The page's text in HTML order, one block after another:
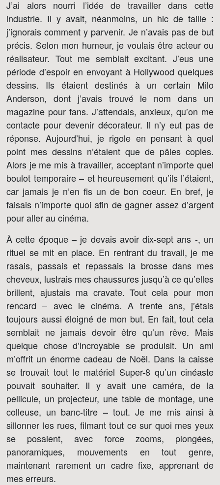
J’ai alors nourri l’idée de travailler dans cette
industrie. Il y avait, néanmoins, un hic de taille :
j’ignorais comment y parvenir. Je n’avais pas de but
précis. Selon mon humeur, je voulais être acteur ou
réalisateur. Tout me semblait excitant. J’eus une
période d’espoir en envoyant à Hollywood quelques
dessins. Ils étaient destinés à un certain Milo
Anderson, dont j’avais trouvé le nom dans un
magazine pour fans. J’attendais, anxieux, qu’on me
contacte pour devenir décorateur. Il n’y eut pas de
réponse. Aujourd’hui, je rigole en pensant à quel
point mes dessins n’étaient que de pâles copies.
Alors je me mis à travailler, acceptant n’importe quel
boulot temporaire – et heureusement qu’ils l’étaient,
car jamais je n’en fis un de bon coeur. En bref, je
faisais n’importe quoi afin de gagner assez d’argent
pour aller au cinéma.
À cette époque – je devais avoir dix-sept ans -, un
rituel se mit en place. En rentrant du travail, je me
rasais, passais et repassais la brosse dans mes
cheveux, lustrais mes chaussures jusqu’à ce qu’elles
brillent, ajustais ma cravate. Tout cela pour mon
rencard – avec le cinéma. A trente ans, j’étais
toujours aussi éloigné de mon but. En fait, tout cela
semblait ne jamais devoir être qu’un rêve. Mais
quelque chose d’incroyable se produisit. Un ami
m’offrit un énorme cadeau de Noël. Dans la caisse
se trouvait tout le matériel Super-8 qu’un cinéaste
pouvait souhaiter. Il y avait une caméra, de la
pellicule, un projecteur, une table de montage, une
colleuse, un banc-titre – tout. Je me mis ainsi à
sillonner les rues, filmant tout ce sur quoi mes yeux
se posaient, avec force zooms, plongées,
panoramiques, mouvements en tout genre,
maintenant rarement un cadre fixe, apprenant de
mes erreurs.